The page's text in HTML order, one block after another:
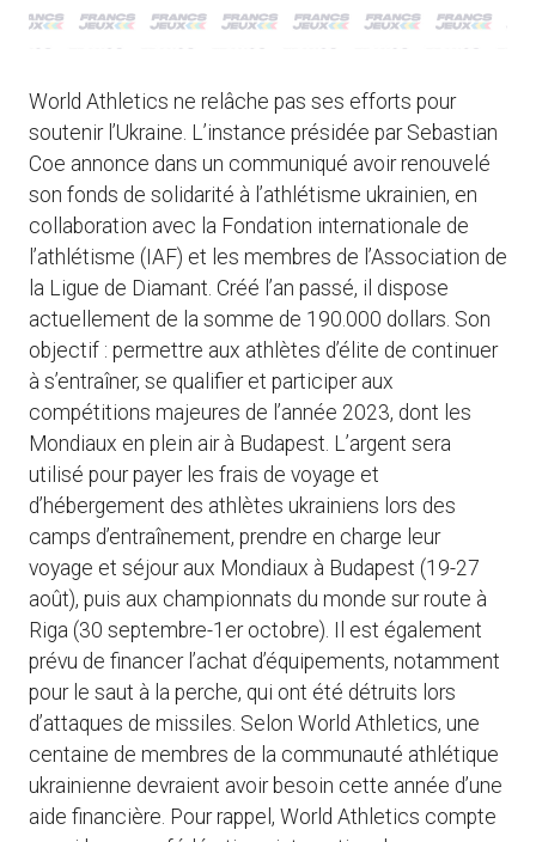
World Athletics ne relâche pas ses efforts pour
soutenir l’Ukraine. L’instance présidée par Sebastian
Coe annonce dans un communiqué avoir renouvelé
son fonds de solidarité à l’athlétisme ukrainien, en
collaboration avec la Fondation internationale de
l’athlétisme (IAF) et les membres de l’Association de
la Ligue de Diamant. Créé l’an passé, il dispose
actuellement de la somme de 190.000 dollars. Son
objectif : permettre aux athlètes d’élite de continuer
à s’entraîner, se qualifier et participer aux
compétitions majeures de l’année 2023, dont les
Mondiaux en plein air à Budapest. L’argent sera
utilisé pour payer les frais de voyage et
d’hébergement des athlètes ukrainiens lors des
camps d’entraînement, prendre en charge leur
voyage et séjour aux Mondiaux à Budapest (19-27
août), puis aux championnats du monde sur route à
Riga (30 septembre-1er octobre). Il est également
prévu de financer l’achat d’équipements, notamment
pour le saut à la perche, qui ont été détruits lors
d’attaques de missiles. Selon World Athletics, une
centaine de membres de la communauté athlétique
ukrainienne devraient avoir besoin cette année d’une
aide financière. Pour rappel, World Athletics compte